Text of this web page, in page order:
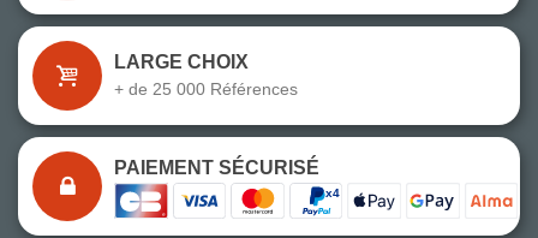
LARGE CHOIX
+ de 25 000 Références
PAIEMENT SÉCURISÉ